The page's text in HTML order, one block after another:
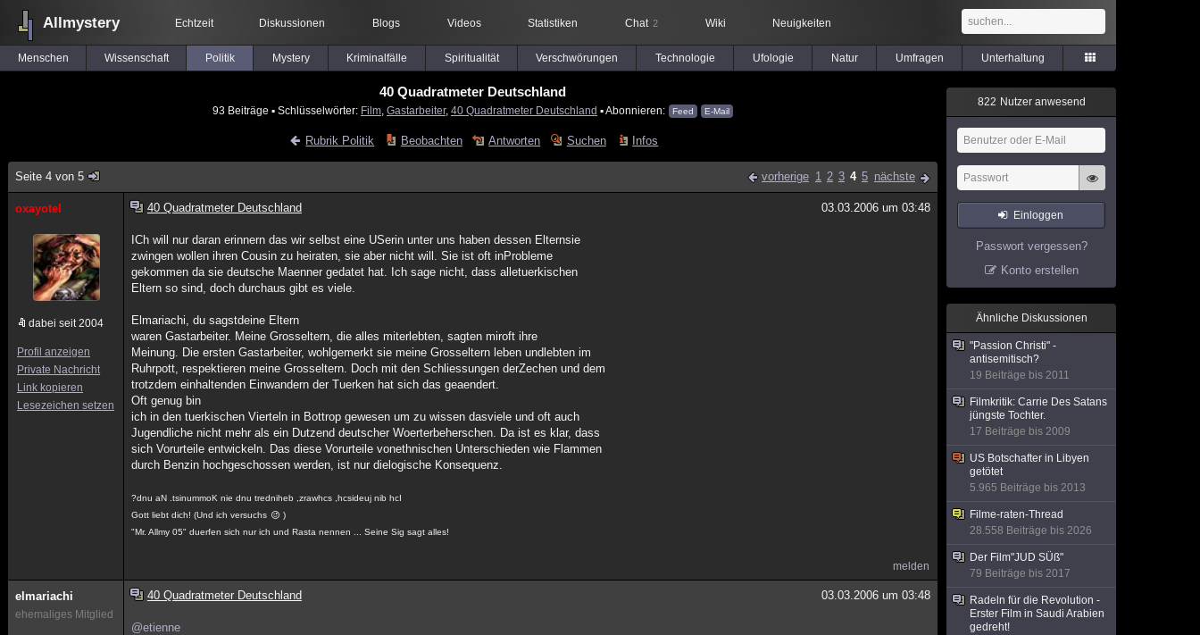
Allmystery Echtzeit Diskussionen Blogs Videos Statistiken Chat 2 Wiki Neuigkeiten
Menschen Wissenschaft Politik Mystery Kriminalfälle Spiritualität Verschwörungen Technologie Ufologie Natur Umfragen Unterhaltung
40 Quadratmeter Deutschland
93 Beiträge ▪ Schlüsselwörter: Film Gastarbeiter, 40 Quadratmeter Deutschland ▪ Abonnieren: Feed E-Mail
Rubrik Politik Beobachten Antworten Suchen Infos
Seite 4 von 5 vorherige 1 2 3 4 5 nächste
oxayotel
dabei seit 2004
Profil anzeigen
Private Nachricht
Link kopieren
Lesezeichen setzen
40 Quadratmeter Deutschland 03.03.2006 um 03:48
ICh will nur daran erinnern das wir selbst eine USerin unter uns haben dessen Elternsie
zwingen wollen ihren Cousin zu heiraten, sie aber nicht will. Sie ist oft inProbleme
gekommen da sie deutsche Maenner gedatet hat. Ich sage nicht, dass alletuerkischen
Eltern so sind, doch durchaus gibt es viele.
Elmariachi, du sagstdeine Eltern
waren Gastarbeiter. Meine Grosseltern, die alles miterlebten, sagten miroft ihre
Meinung. Die ersten Gastarbeiter, wohlgemerkt sie meine Grosseltern leben undlebten im
Ruhrpott, respektieren meine Grosseltern. Doch mit den Schliessungen derZechen und dem
trotzdem einhaltenden Einwandern der Tuerken hat sich das geaendert.
Oft genug bin
ich in den tuerkischen Vierteln in Bottrop gewesen um zu wissen dasviele und oft auch
Jugendliche nicht mehr als ein Dutzend deutscher Woerterbeherschen. Da ist es klar, dass
sich Vorurteile entwickeln. Das diese Vorurteile vonethnischen Unterschieden wie Flammen
durch Benzin hochgeschossen werden, ist nur dielogische Konsequenz.
?dnu aN .tsinummoK nie dnu tredniheb ,zrawhcs ,hcsideuj nib hcI
Gott liebt dich! (Und ich versuchs
)
"Mr. Allmy 05" duerfen sich nur ich und Rasta nennen ... Seine Sig sagt alles!
melden
elmariachi
ehemaliges Mitglied
40 Quadratmeter Deutschland 03.03.2006 um 03:48
@etienne
822 Nutzer anwesend
Einloggen
Passwort vergessen?
Konto erstellen
Ähnliche Diskussionen
"Passion Christi" -
antisemitisch?
19 Beiträge bis 2011
Filmkritik: Carrie Des Satans
jüngste Tochter.
17 Beiträge bis 2009
US Botschafter in Libyen
getötet
5.965 Beiträge bis 2013
Filme-raten-Thread
28.558 Beiträge bis 2026
Der Film"JUD SÜß"
79 Beiträge bis 2017
Radeln für die Revolution -
Erster Film in Saudi Arabien
gedreht!